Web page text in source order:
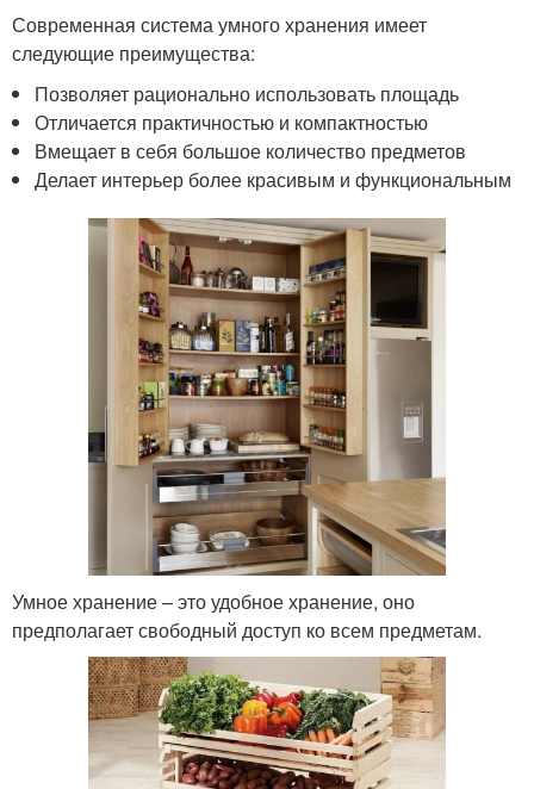
Современная система умного хранения имеет
следующие преимущества:
Позволяет рационально использовать площадь
Отличается практичностью и компактностью
Вмещает в себя большое количество предметов
Делает интерьер более красивым и функциональным
Умное хранение – это удобное хранение, оно
предполагает свободный доступ ко всем предметам.